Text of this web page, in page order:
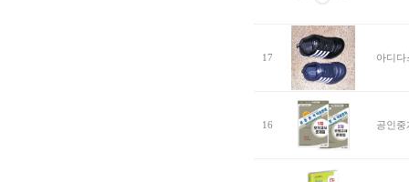
17 아디다
16 공인